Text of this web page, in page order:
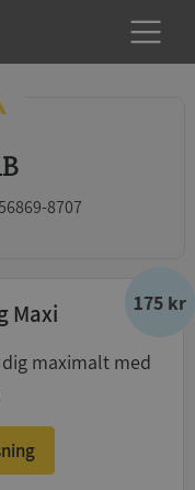
8707
175 kr
Maxi
maximalt med